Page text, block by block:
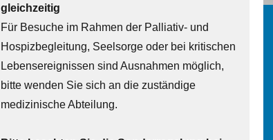
gleichzeitig
Für Besuche im Rahmen der Palliativ- und
Hospizbegleitung, Seelsorge oder bei kritischen
Lebensereignissen sind Ausnahmen möglich,
bitte wenden Sie sich an die zuständige
medizinische Abteilung.